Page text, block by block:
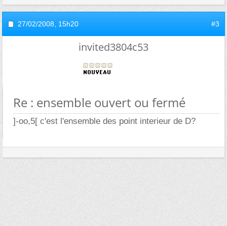
27/02/2008, 15h20 #3
invited3804c53
Re : ensemble ouvert ou fermé
]-oo,5[ c'est l'ensemble des point interieur de D?